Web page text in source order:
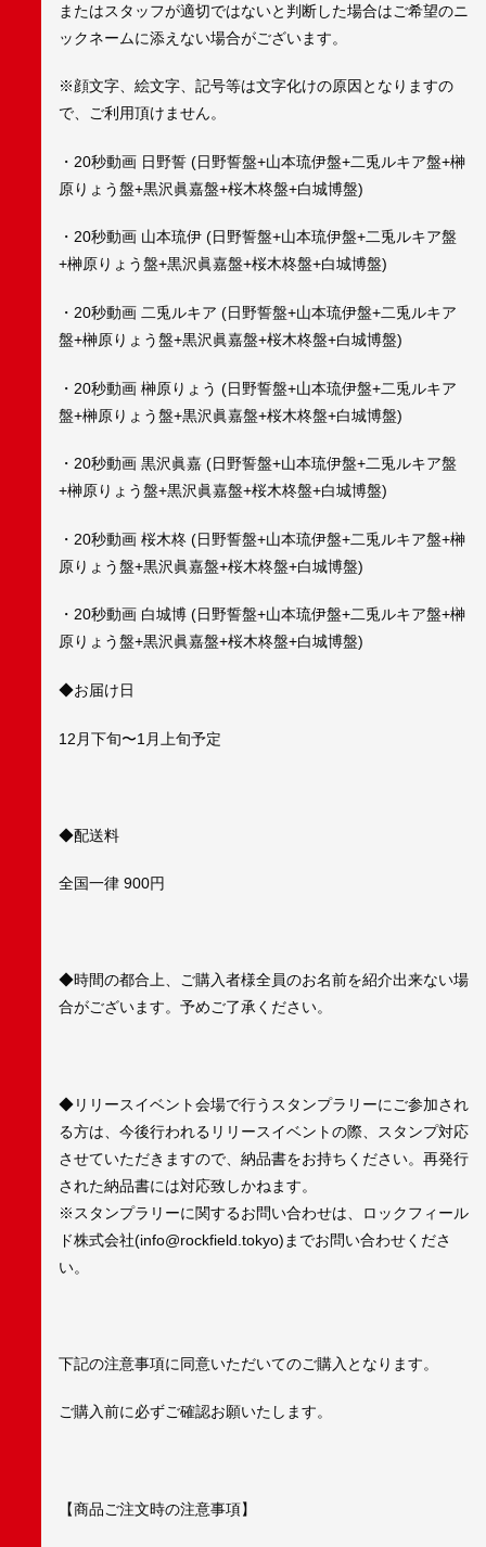
またはスタッフが適切ではないと判断した場合はご希望のニ
ックネームに添えない場合がございます。
※顔文字、絵文字、記号等は文字化けの原因となりますの
で、ご利用頂けません。
・20秒動画 日野誓 (日野誓盤+山本琉伊盤+二兎ルキア盤+榊
原りょう盤+黒沢眞嘉盤+桜木柊盤+白城博盤)
・20秒動画 山本琉伊 (日野誓盤+山本琉伊盤+二兎ルキア盤
+榊原りょう盤+黒沢眞嘉盤+桜木柊盤+白城博盤)
・20秒動画 二兎ルキア (日野誓盤+山本琉伊盤+二兎ルキア
盤+榊原りょう盤+黒沢眞嘉盤+桜木柊盤+白城博盤)
・20秒動画 榊原りょう (日野誓盤+山本琉伊盤+二兎ルキア
盤+榊原りょう盤+黒沢眞嘉盤+桜木柊盤+白城博盤)
・20秒動画 黒沢眞嘉 (日野誓盤+山本琉伊盤+二兎ルキア盤
+榊原りょう盤+黒沢眞嘉盤+桜木柊盤+白城博盤)
・20秒動画 桜木柊 (日野誓盤+山本琉伊盤+二兎ルキア盤+榊
原りょう盤+黒沢眞嘉盤+桜木柊盤+白城博盤)
・20秒動画 白城博 (日野誓盤+山本琉伊盤+二兎ルキア盤+榊
原りょう盤+黒沢眞嘉盤+桜木柊盤+白城博盤)
◆お届け日
12月下旬〜1月上旬予定
◆配送料
全国一律 900円
◆時間の都合上、ご購入者様全員のお名前を紹介出来ない場
合がございます。予めご了承ください。
◆リリースイベント会場で行うスタンプラリーにご参加され
る方は、今後行われるリリースイベントの際、スタンプ対応
させていただきますので、納品書をお持ちください。再発行
された納品書には対応致しかねます。
※スタンプラリーに関するお問い合わせは、ロックフィール
ド株式会社(info@rockfield.tokyo)までお問い合わせくださ
い。
下記の注意事項に同意いただいてのご購入となります。
ご購入前に必ずご確認お願いたします。
【商品ご注文時の注意事項】